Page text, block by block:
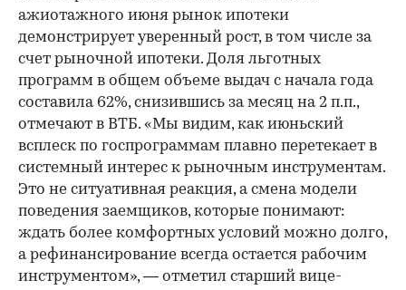
ажиотажного июня рынок ипотеки
демонстрирует уверенный рост, в том числе за
счет рыночной ипотеки. Доля льготных
программ в общем объеме выдач с начала года
составила 62%, снизившись за месяц на 2 п.п.,
отмечают в ВТБ. «Мы видим, как июньский
всплеск по госпрограммам плавно перетекает в
системный интерес к рыночным инструментам.
Это не ситуативная реакция, а смена модели
поведения заемщиков, которые понимают:
ждать более комфортных условий можно долго,
а рефинансирование всегда остается рабочим
инструментом», — отметил старший вице-